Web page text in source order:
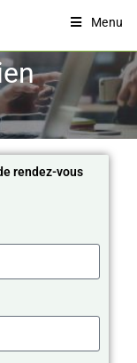
Menu
rendez-vous